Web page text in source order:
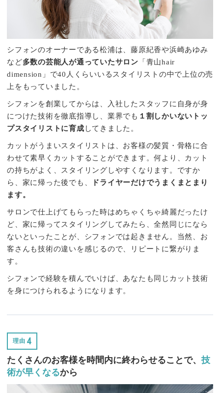
シフォンのオーナーである松浦は、藤原紀香や浜崎あゆみ
など多数の芸能人が通っていたサロン 「青山hair
dimension」で40人くらいいるスタイリストの中で上位の売
上をもっていました。
シフォンを創業してからは、入社したスタッフに自身が身
につけた技術を徹底指導し、業界でも １割しかいないトッ
プスタイリストに育成 してきました。
カットがうまいスタイリストは、お客様の髪質・骨格に合
わせて素早くカットすることができます。何より、カット
の持ちがよく、スタイリングしやすくなります。ですか
ら、家に帰った後でも、
ドライヤーだけでうまくまとまり
ます。
サロンで仕上げてもらった時はめちゃくちゃ綺麗だったけ
ど、家に帰ってスタイリングしてみたら、全然同じになら
ないといったことが、シフォンでは起きません。当然、お
客さんも技術の違いを感じるので、リピートに繋がりま
す。
シフォンで経験を積んでいけば、あなたも同じカット技術
を身につけられるようになります。
理由 4
たくさんのお客様を時間内に終わらせることで、 技
術が早くなるから